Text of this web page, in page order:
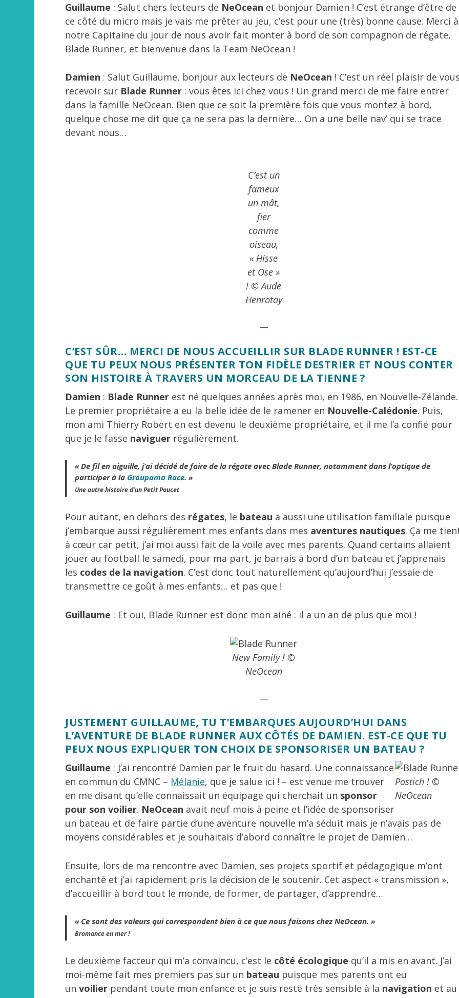
Guillaume : Salut chers lecteurs de NeOcean et bonjour Damien ! C’est étrange d’être de
ce côté du micro mais je vais me prêter au jeu, c’est pour une (très) bonne cause. Merci à
notre Capitaine du jour de nous avoir fait monter à bord de son compagnon de régate,
Blade Runner, et bienvenue dans la Team NeOcean !
Damien : Salut Guillaume, bonjour aux lecteurs de NeOcean ! C’est un réel plaisir de
recevoir sur Blade Runner : vous êtes ici chez vous ! Un grand merci de me faire entrer
dans la famille NeOcean. Bien que ce soit la première fois que vous montez à bord,
quelque chose me dit que ça ne sera pas la dernière… On a une belle nav’ qui se trace
devant nous…
C’est un
fameux
un mât,
fier
comme
oiseau,
« Hisse
et Ose »
! © Aude
Henrotay
C’EST SÛR… MERCI DE NOUS ACCUEILLIR SUR BLADE RUNNER ! EST-CE
QUE TU PEUX NOUS PRÉSENTER TON FIDÈLE DESTRIER ET NOUS CONTER
SON HISTOIRE À TRAVERS UN MORCEAU DE LA TIENNE ?
Damien : Blade Runner est né quelques années après moi, en 1986, en Nouvelle-Zélande.
Le premier propriétaire a eu la belle idée de le ramener en Nouvelle-Calédonie. Puis,
mon ami Thierry Robert en est devenu le deuxième propriétaire, et il me l’a confié pour
que je le fasse naviguer régulièrement.
« De fil en aiguille, j’ai décidé de faire de la régateavec Blade Runner, notamment dans l’optique de
participer à la Groupama Race. »
Une autre histoire d’un Petit Poucet
Pour autant, en dehors des régates, le bateau a aussi une utilisation familiale puisque
j’embarque aussi régulièrement mes enfants dans mes aventures nautiques. Ça me
à cœur car petit, j’ai moi aussi fait de la voile avec mes parents. Quand certains allaient
jouer au football le samedi, pour ma part, je barrais à bord d’un bateau et j’apprenais
les codes de la navigation. C’est donc tout naturellement qu’aujourd’hui j’essaie de
transmettre ce goût à mes enfants… et pas que !
Guillaume : Et oui, Blade Runner est donc mon ainé : il a un an de plus que moi !
New Family ! ©
NeOcean
JUSTEMENT GUILLAUME, TU T’EMBARQUES AUJOURD’HUI DANS
L’AVENTURE DE BLADE RUNNER AUX CÔTÉS DE DAMIEN. EST-CE QUE TU
PEUX NOUS EXPLIQUER TON CHOIX DE SPONSORISER UN BATEAU ?
Postich ! ©
NeOcean
Guillaume : J’ai rencontré Damien par le fruit du hasard. Une connaissance
en commun du CMNC – Mélanie, que je salue ici ! – est venue me trouver
en me disant qu’elle connaissait un équipage qui cherchait un sponsor
pour son voilier. NeOcean avait neuf mois à peine et l’idée de sponsoriser
un bateau et de faire partie d’une aventure nouvelle m’a séduit mais je n’avais pas de
moyens considérables et je souhaitais d’abord connaître le projet de Damien…
Ensuite, lors de ma rencontre avec Damien, ses projets sportif et pédagogique m’ont
enchanté et j’ai rapidement pris la décision de le soutenir. Cet aspect « transmission »,
d’accueillir à bord tout le monde, de former, de partager, d’apprendre…
« Ce sont des valeurs qui correspondent bien à ce que nous faisons chez NeOcean. »
Bromance en mer !
Le deuxième facteur qui m’a convaincu, c’est le côté écologique qu’il a mis en avant. J’ai
moi-même fait mes premiers pas sur un bateau puisque mes parents ont eu
unvoilier pendant toute mon enfance et je suis resté très sensible à la navigation et au